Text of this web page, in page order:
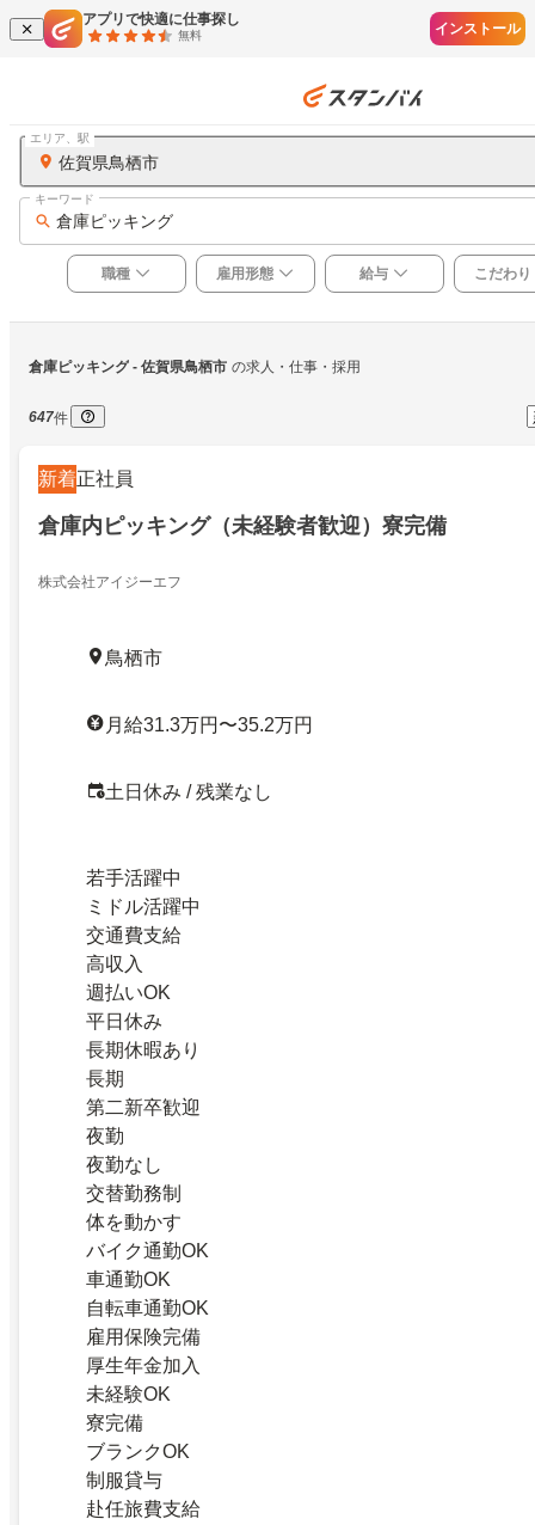
アプリで快適に仕事探し
無料 インストール
佐賀県鳥栖市
エリア、駅
倉庫ピッキング
キーワード
職種 雇用形態 給与 こだわり
倉庫ピッキング - 佐賀県鳥栖市 の求人・仕事・採用
647件
新着正社員
倉庫内ピッキング（未経験者歓迎）寮完備
株式会社アイジーエフ
鳥栖市
月給31.3万円〜35.2万円
土日休み / 残業なし
若手活躍中
ミドル活躍中
交通費支給
高収入
週払いOK
平日休み
長期休暇あり
長期
第二新卒歓迎
夜勤
夜勤なし
交替勤務制
体を動かす
バイク通勤OK
車通勤OK
自転車通勤OK
雇用保険完備
厚生年金加入
未経験OK
寮完備
ブランクOK
制服貸与
赴任旅費支給